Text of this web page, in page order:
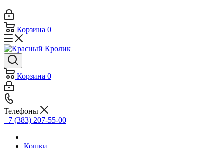
Корзина 0
Корзина 0
Телефоны
+7 (383) 207-55-00
Кошки